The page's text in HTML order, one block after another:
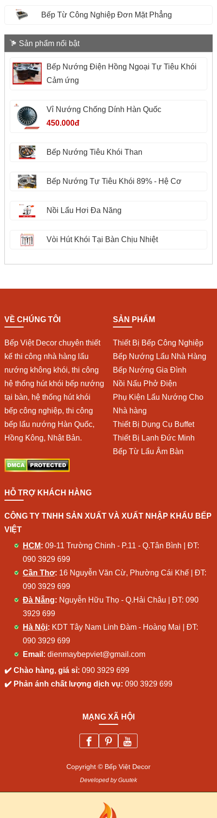
Bếp Từ Công Nghiệp Đơn Mặt Phẳng
Sản phẩm nổi bật
Bếp Nướng Điện Hồng Ngoại Tự Tiêu Khói
Cảm ứng
Vỉ Nướng Chống Dính Hàn Quốc
450.000đ
Bếp Nướng Tiêu Khói Than
Bếp Nướng Tự Tiêu Khói 89% - Hệ Cơ
Nồi Lẩu Hơi Đa Năng
Vòi Hút Khói Tại Bàn Chịu Nhiệt
VỀ CHÚNG TÔI
Bếp Việt Decor chuyên thiết
kế thi công nhà hàng lẩu
nướng không khói, thi công
hệ thống hút khói bếp nướng
tại bàn, hệ thống hút khói
bếp công nghiệp, thi công
bếp lẩu nướng Hàn Quốc,
Hồng Kông, Nhật Bản.
SẢN PHẨM
Thiết Bị Bếp Công Nghiệp
Bếp Nướng Lẩu Nhà Hàng
Bếp Nướng Gia Đình
Nồi Nấu Phở Điện
Phụ Kiện Lẩu Nướng Cho
Nhà hàng
Thiết Bị Dụng Cụ Buffet
Thiết Bị Lạnh Đức Minh
Bếp Từ Lẩu Âm Bàn
HỖ TRỢ KHÁCH HÀNG
CÔNG TY TNHH SẢN XUẤT VÀ XUẤT NHẬP KHẨU BẾP
VIỆT
HCM: 09-11 Trường Chinh - P.11 - Q.Tân Bình | ĐT:
090 3929 699
Cần Thơ: 16 Nguyễn Văn Cừ, Phường Cái Khế | ĐT:
090 3929 699
Đà Nẵng: Nguyễn Hữu Thọ - Q.Hải Châu | ĐT: 090
3929 699
Hà Nội: KDT Tây Nam Linh Đàm - Hoàng Mai | ĐT:
090 3929 699
Email: dienmaybepviet@gmail.com
✔️ Chào hàng, giá sỉ: 090 3929 699
✔️ Phản ánh chất lượng dịch vụ: 090 3929 699
MẠNG XÃ HỘI
Copyright © Bếp Việt Decor
Developed by Guutek